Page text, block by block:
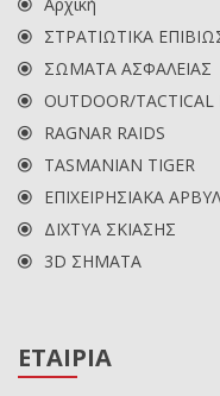
ΣΤΡΑΤΙΩΤΙΚΑ
ΣΩΜΑΤΑ ΑΣΦΑΛΕΙΑΣ
OUTDOOR/TACTICAL
RAGNAR RAIDS
TASMANIAN TIGER
ΕΠΙΧΕΙΡΗΣΙΑΚΑ
ΔΙΧΤΥΑ ΣΚΙΑΣΗΣ
3D ΣΗΜΑΤΑ
ΕΤΑΙΡΙΑ